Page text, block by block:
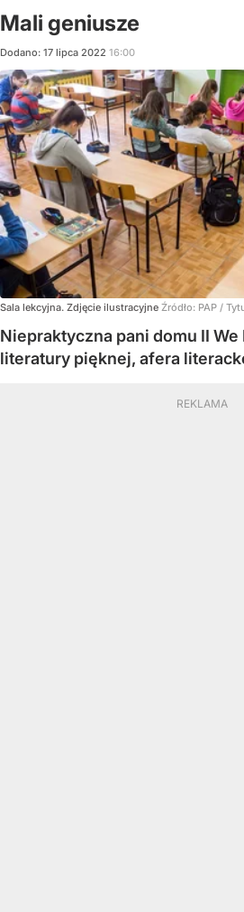
Mali geniusze
Dodano: 17 lipca 2022 16:00
Sala lekcyjna. Zdjęcie ilustracyjne Źródło: PAP /
Niepraktyczna pani domu II
literatury pięknej, afera